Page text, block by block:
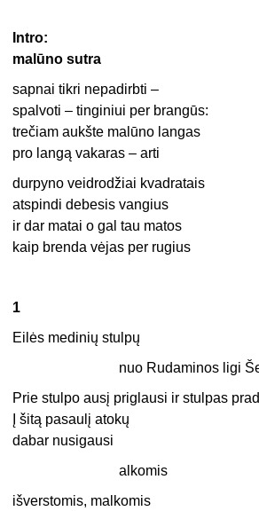
Intro:
malūno sutra
sapnai tikri nepadirbti –
spalvoti – tinginiui per brangūs:
trečiam aukšte malūno langas
pro langą vakaras – arti
durpyno veidrodžiai kvadratais
atspindi debesis vangius
ir dar matai o gal tau matos
kaip brenda vėjas per rugius
1
Eilės medinių stulpų
nuo Rudaminos ligi
Prie stulpo ausį priglausi ir stulpas
Į šitą pasaulį atokų
dabar nusigausi
alkomis
išverstomis, malkomis